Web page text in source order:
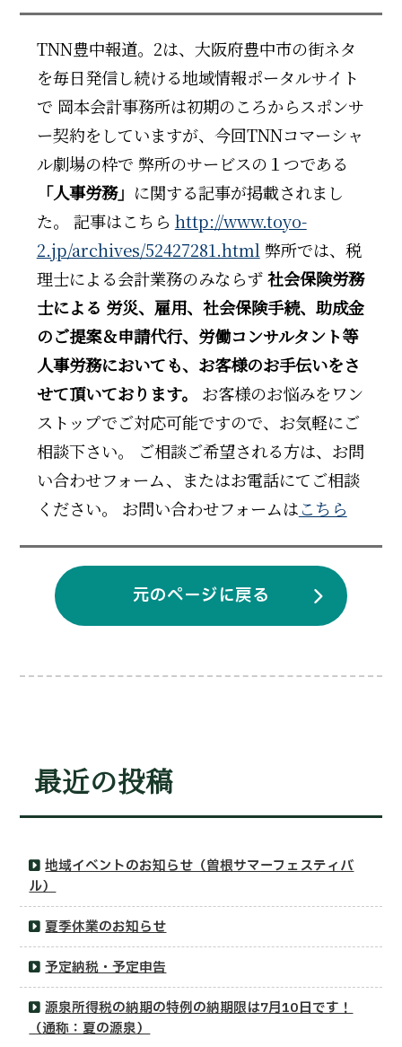
TNN豊中報道。2は、大阪府豊中市の街ネタ
を毎日発信し続ける地域情報ポータルサイト
で 岡本会計事務所は初期のころからスポンサ
ー契約をしていますが、今回TNNコマーシャ
ル劇場の枠で 弊所のサービスの１つである
「人事労務」 に関する記事が掲載されまし
た。 記事はこちら http://www.toyo-
2.jp/archives/52427281.html 弊所では、税
理士による会計業務のみならず社会保険労務
士による 労災、雇用、社会保険手続、助成金
のご提案＆申請代行、労働コンサルタント等
人事労務においても、お客様のお手伝いをさ
せて頂いております。
お客様のお悩みをワン
ストップでご対応可能ですので、お気軽にご
相談下さい。 ご相談ご希望される方は、お問
い合わせフォーム、またはお電話にてご相談
ください。 お問い合わせフォームはこちら
元のページに戻る
最近の投稿
地域イベントのお知らせ（曽根サマーフェスティバ
ル）
夏季休業のお知らせ
予定納税・予定申告
源泉所得税の納期の特例の納期限は7月10日です！
（通称：夏の源泉）